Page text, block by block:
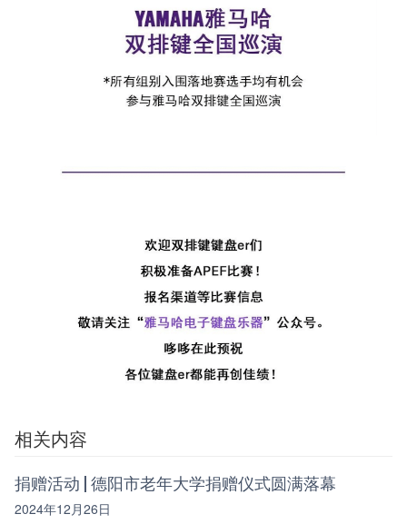
相关内容
捐赠活动 | 德阳市老年大学捐赠仪式圆满落幕
2024年12月26日